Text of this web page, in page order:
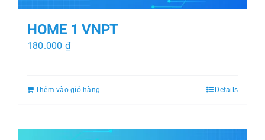
HOME 1 VNPT
180.000 ₫
Thêm vào giỏ hàng Details